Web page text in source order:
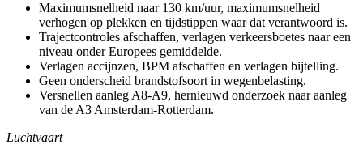
Maximumsnelheid naar 130 km/uur, maximumsnelheid
verhogen op plekken en tijdstippen waar dat verantwoord is.
Trajectcontroles afschaffen, verlagen verkeersboetes naar een
niveau onder Europees gemiddelde.
Verlagen accijnzen, BPM afschaffen en verlagen bijtelling.
Geen onderscheid brandstofsoort in wegenbelasting.
Versnellen aanleg A8-A9, hernieuwd onderzoek naar aanleg
van de A3 Amsterdam-Rotterdam.
Luchtvaart